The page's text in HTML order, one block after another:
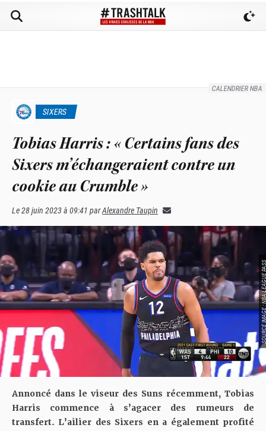
CALENDRIER NBA
SIXERS
Tobias Harris : « Certains fans des
Sixers m’échangeraient contre un
cookie au Crumble »
Le28 juin 2023 à 09:41 parAlexandre Taupin
SOURCE
Annoncé dans le viseur des Suns récemment, Tobias
Harris commence à s’agacer des rumeurs de
transfert. L’ailier des Sixers en a également profité